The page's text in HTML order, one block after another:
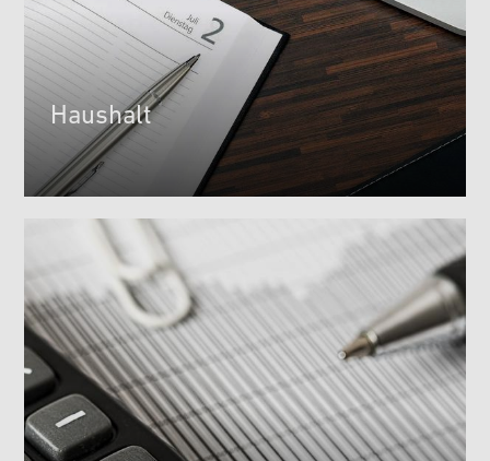
Haushalt